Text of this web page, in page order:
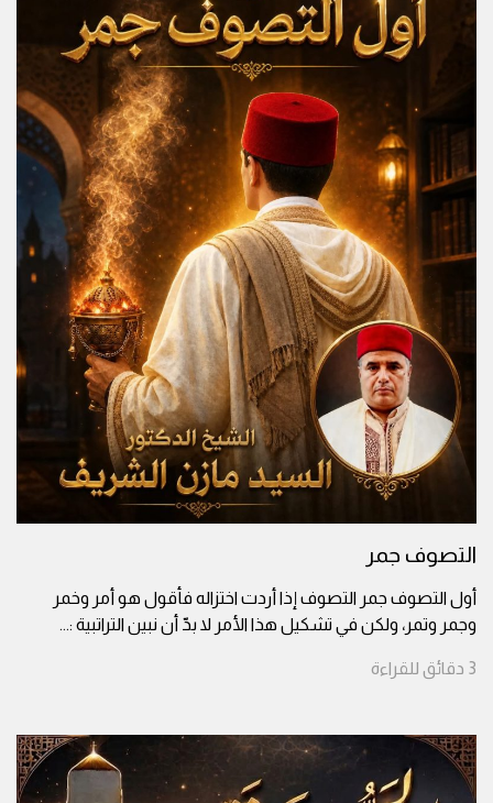
التصوف جمر
أول التصوف جمر التصوف إذا أردت اختزاله فأقول هو أمر وخمر
وجمر وتمر، ولكن في تشكيل هذا الأمر لا بدّ أن نبين التراتبية :...
3 دقائق للقراءة